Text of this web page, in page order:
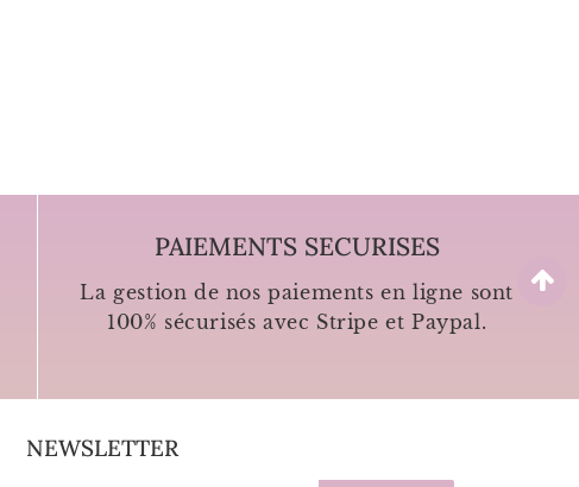
PAIEMENTS SECURISES
La gestion de nos paiements en ligne sont
100% sécurisés avec Stripe et Paypal.
NEWSLETTER